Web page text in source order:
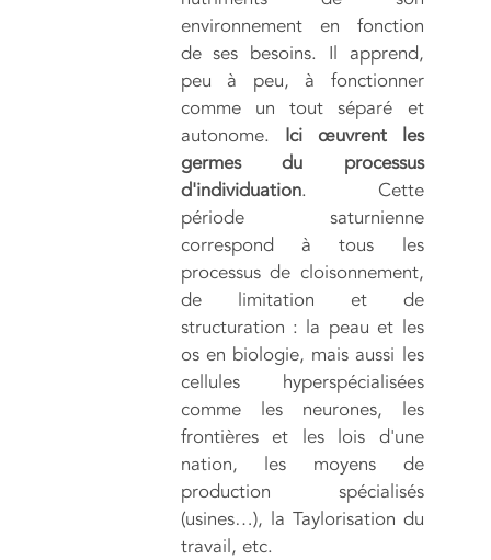
environnement en fonction
de ses besoins. Il apprend,
peu à peu, à fonctionner
comme un tout séparé et
autonome. Ici œuvrent les
germes du processus
d'individuation. Cette
période saturnienne
correspond à tous les
processus de cloisonnement,
de limitation et de
structuration : la peau et les
os en biologie, mais aussi les
cellules hyperspécialisées
comme les neurones, les
frontières et les lois d'une
nation, les moyens de
production spécialisés
(usines…), la Taylorisation du
travail, etc.